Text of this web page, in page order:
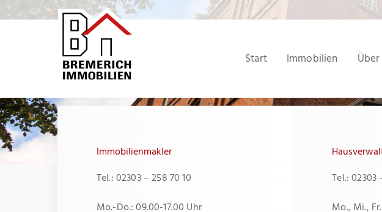
Zum
Start Immobilien
Immobilienmakler
Tel.: 02303 – 258 70 10
Mo.-Do.: 09.00-17.00 Uhr
Tel.: 02303
Mo., Mi.,